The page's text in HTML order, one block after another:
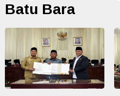
Batu Bara